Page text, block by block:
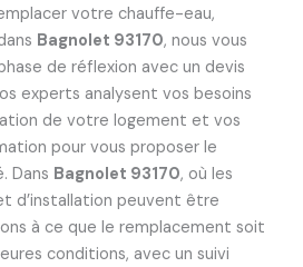
votre chauffe-eau,
Bagnolet 93170, nous vous
de réflexion avec un devis
experts analysent vos besoins
de votre logement et vos
pour vous proposer le
Dans Bagnolet 93170, où les
d’installation peuvent être
à ce que le remplacement soit
conditions, avec un suivi